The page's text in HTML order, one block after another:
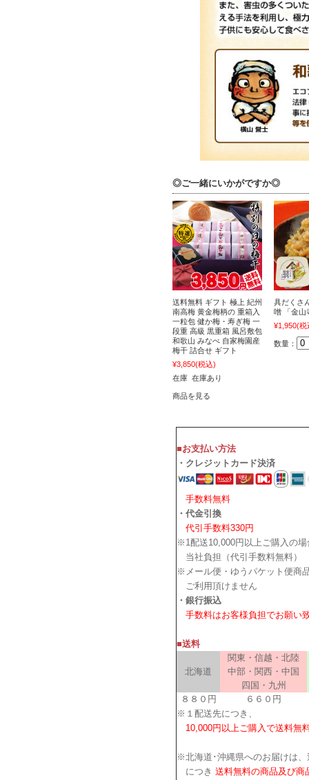
◎ご一緒にいかがですか◎
送料無料 ギフト 極上 紀州
南高梅 黄金梅柄の 重箱入
一粒包 健か梅・寿ぎ梅 一
段重 高級 黒重箱 風呂敷包
和歌山 みなべ 自家梅園産
梅干 詰合せ ギフト
¥3,850(税込)
在庫 在庫あり
商品を見る
具だくさ
噌 「金
¥1,950(税
数量：
■お支払い方法
・クレジットカード決済
手数料無料
・代金引換
代引手数料330円
※1配送10,000円以上ご購入の場
当社負担（代引手数料無料）
※メール便・ゆうパケット便商
ご利用頂けません
・銀行振込
手数料はお客様負担でお願い
■送料
北海道
関東・信越・北陸
中部・関西・中国
四国・九州
８８０円
６６０円
※１配送先につき、
10,000円以上ご購入で送料無
※北海道･沖縄県へのお届けは、
につき 送料無料の商品及び商